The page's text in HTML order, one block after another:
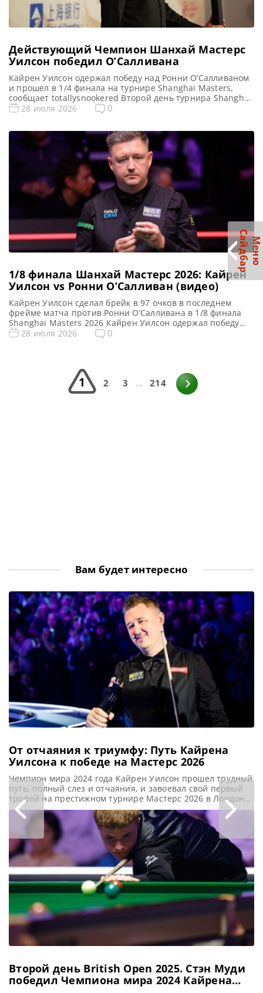
Действующий Чемпион Шанхай Мастерс
Уилсон победил О’Салливана
Кайрен Уилсон одержал победу над Ронни О’Салливаном
и прошел в 1/4 финала на турнире Shanghai Masters,
сообщает totallysnookered Второй день турнира Shanghai
Masters 2026 ознаменовался драматичными поединками
титула, одержав волевую победу над Ронни О’Салливаном
со счетом 6-4 и выиграв последние три партии. В
прошлом […]
28 июля 2026 0
1/8 финала Шанхай Мастерс 2026: Кайрен
Уилсон vs Ронни О’Салливан (видео)
Кайрен Уилсон сделал брейк в 97 очков в последнем
фрейме матча против Ронни О’Салливана в 1/8 финала
Shanghai Masters 2026 Кайрен Уилсон одержал победу
над Ронни О’Салливаном со счетом 6-4 и вышел в 1/4
28 июля 2026 0
1 2 3 ... 214
Вам будет интересно
От отчаяния к триумфу: Путь Кайрена
Уилсона к победе на Мастерс 2026
Чемпион мира 2024 года Кайрен Уилсон прошел трудный
путь, полный слез и отчаяния, и завоевал свой первый
трофей на престижном турнире Мастерс 2026 в Лондоне,
сообщает totallysnookered Эти слова, полные отчаяния,
Кайрен Уилсон произнёс в слезах после поражения на
Чемпионате Великобритании в начале декабря, всего
лишь семь недель назад. «Я совершенно потерян. Вы
едва не
Второй день British Open 2025. Стэн Муди
победил Чемпиона мира 2024 Кайрена
М
е
н
ю
Са
й
д
б
а
р